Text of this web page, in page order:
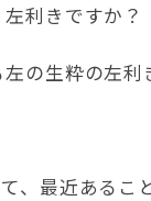
利きですか？
の生粋の左利
、最近あるこ